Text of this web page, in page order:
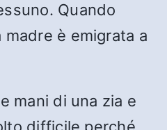
Quando
madre è emigrata a
mani di una zia e